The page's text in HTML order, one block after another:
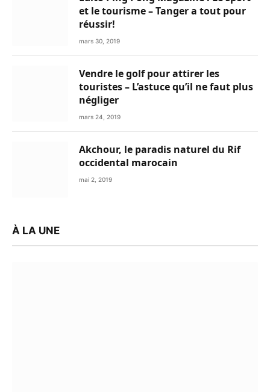
et le tourisme – Tanger a tout pour
réussir!
mars 30, 2019
Vendre le golf pour attirer les
touristes – L’astuce qu’il ne faut plus
négliger
mars 24, 2019
Akchour, le paradis naturel du Rif
occidental marocain
mai 2, 2019
À LA UNE